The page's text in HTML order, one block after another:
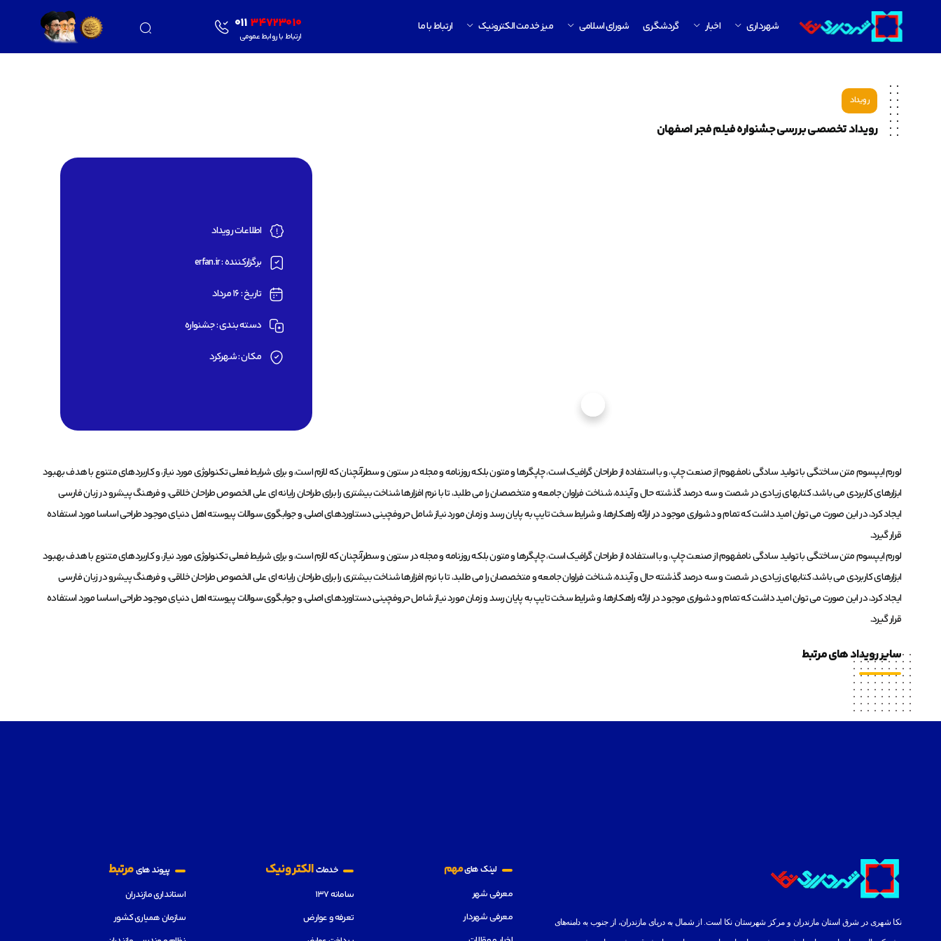
شهرداری اخبار گردشگری شورای اسلامی میز خدمت الکترونیک ارتباط با ما 01134723010
ارتباط با روابط عمومی
رویداد
رویـداد تخصصی بـررسی جشنواره فیلم فجر اصفهان
اطلاعات رویداد
برگزارکننده : erfan.ir
تاریخ : 16 مرداد
دسته بندی : جشنواره
مکان : شهرکرد
لورم ایپسوم متن ساختگی با تولید سادگی نامفهوم از صنعت چاپ، و با استفاده از طراحان گرافیک است، چاپگرها و متون بلکه روزنامه و مجله در ستون و سطرآنچنان که لازم است، و برای شرایط فعلی تکنولوژی مورد نیاز، و کاربردهای متنوع با هدف بهبود
ابزارهای کاربردی می باشد، کتابهای زیادی در شصت و سه درصد گذشته حال و آینده، شناخت فراوان جامعه و متخصصان را می طلبد، تا با نرم افزارها شناخت بیشتری را برای طراحان رایانه ای علی الخصوص طراحان خلاقی، و فرهنگ پیشرو در زبان فارسی
ایجاد کرد، در این صورت می توان امید داشت که تمام و دشواری موجود در ارائه راهکارها، و شرایط سخت تایپ به پایان رسد و زمان مورد نیاز شامل حروفچینی دستاوردهای اصلی، و جوابگوی سوالات پیوسته اهل دنیای موجود طراحی اساسا مورد استفاده
قرار گیرد.
لورم ایپسوم متن ساختگی با تولید سادگی نامفهوم از صنعت چاپ، و با استفاده از طراحان گرافیک است، چاپگرها و متون بلکه روزنامه و مجله در ستون و سطرآنچنان که لازم است، و برای شرایط فعلی تکنولوژی مورد نیاز، و کاربردهای متنوع با هدف بهبود
ابزارهای کاربردی می باشد، کتابهای زیادی در شصت و سه درصد گذشته حال و آینده، شناخت فراوان جامعه و متخصصان را می طلبد، تا با نرم افزارها شناخت بیشتری را برای طراحان رایانه ای علی الخصوص طراحان خلاقی، و فرهنگ پیشرو در زبان فارسی
ایجاد کرد، در این صورت می توان امید داشت که تمام و دشواری موجود در ارائه راهکارها، و شرایط سخت تایپ به پایان رسد و زمان مورد نیاز شامل حروفچینی دستاوردهای اصلی، و جوابگوی سوالات پیوسته اهل دنیای موجود طراحی اساسا مورد استفاده
قرار گیرد.
سایر رویداد های مرتبط
نکا شهری در شرق استان مازندران و مرکز شهرستان نکا است. از شمال به دریای مازندران، از جنوب به دامنه‌های
لینک هایمهم
معرفی شهر
معرفی شهردار
خدماتالکترونیک
سامانه ۱۳۷
تعرفه و عوارض
پیوند هایمرتبط
استانداری مازندران
سازمان همیاری کشور